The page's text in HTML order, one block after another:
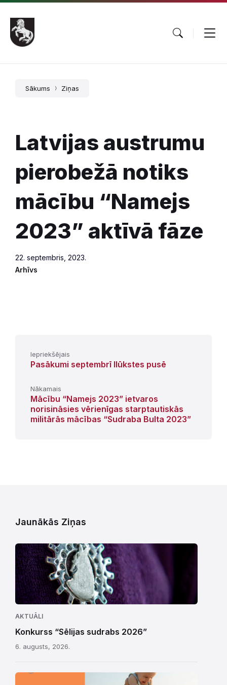
Pāriet
saturu
Skip
main
navigation
Skip
footer
Sākums Ziņas
Latvijas austrumu
pierobežā notiks
mācību “Namejs
2023” aktīvā fāze
22. septembris, 2023.
Arhīvs
Iepriekšējais
Pasākumi septembrī Ilūkstes pusē
Nākamais
Mācību “Namejs 2023” ietvaros
norisināsies vērienīgas starptautiskās
militārās mācības “Sudraba Bulta 2023”
Jaunākās Ziņas
AKTUĀLI
Konkurss “Sēlijas sudrabs 2026”
6. augusts, 2026.